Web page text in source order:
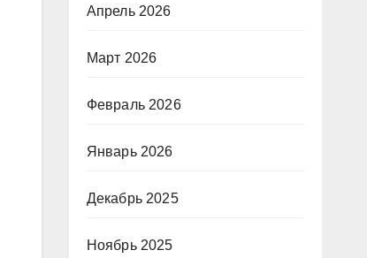
Апрель 2026
Март 2026
Февраль 2026
Январь 2026
Декабрь 2025
Ноябрь 2025